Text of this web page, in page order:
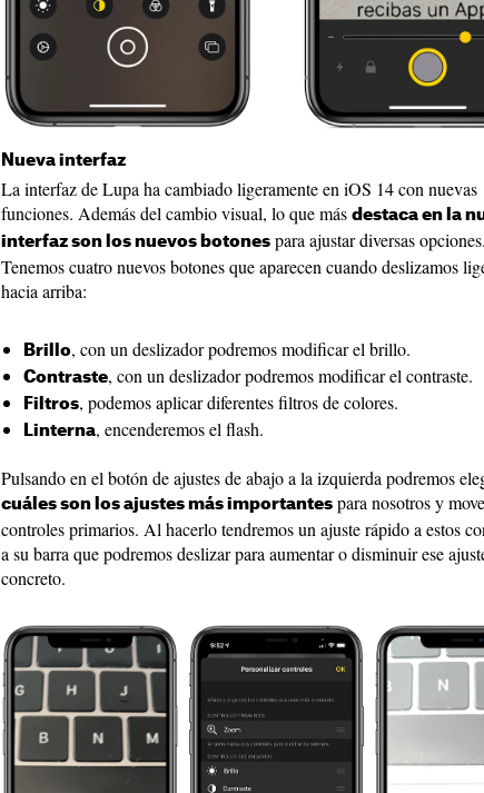
Nueva interfaz
La interfaz de Lupa ha cambiado ligeramente en iOS 14 con nuevas
funciones. Además del cambio visual, lo que más destaca en la
interfaz son los nuevos botones para ajustar diversas opciones.
Tenemos cuatro nuevos botones que aparecen cuando deslizamos
hacia arriba:
Brillo, con un deslizador podremos modificar el brillo.
Contraste, con un deslizador podremos modificar el contraste.
Filtros, podemos aplicar diferentes filtros de colores.
Linterna, encenderemos el flash.
Pulsando en el botón de ajustes de abajo a la izquierda podremos
cuáles son los ajustes más importantes para nosotros y
controles primarios. Al hacerlo tendremos un ajuste rápido a estos
a su barra que podremos deslizar para aumentar o disminuir ese
concreto.